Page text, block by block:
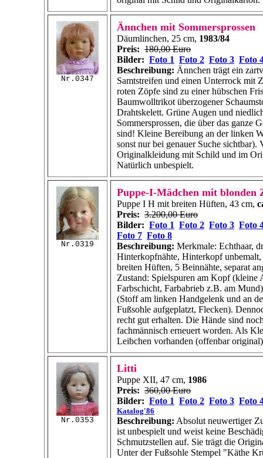
Nr.0347
Ännchen mit Sommersprossen
Däumlinchen, 25 cm, 1983/84
Preis: 180,00 Euro
Bilder: Foto 1 Foto 2 Foto 3 Foto
Beschreibung: Ännchen trägt ein
Samtstreifen und einen Unterrock mit
roten Zöpfe sind zu einer hübschen
Baumwolltrikot überzogener
Drahtskelett. Grüne Augen und
Sommersprossen, die über das ganze
sind! Kleine Bereibung an der linken
sonst nur bei genauer Suche sichtbar).
Originalkleidung mit Schild und im
Natürlich unbespielt.
Nr.0319
Puppe-I-Mädchen mit blonden
Puppe I H mit breiten Hüften, 43 cm,
Preis: 3.200,00 Euro
Bilder: Foto 1 Foto 2 Foto 3 Foto
Foto 7 Foto 8
Beschreibung: Merkmale: Echthaar,
Hinterkopfnähte, Hinterkopf
breiten Hüften, 5 Beinnähte, separat
Zustand: Spielspuren am Kopf (kleine
Farbschicht, Farbabrieb z.B. am
(Stoff am linken Handgelenk und an
Fußsohle aufgeplatzt, Flecken).
recht gut erhalten. Die Hände sind
fachmännisch erneuert worden. Als
Leibchen vorhanden (offenbar
Nr.0353
Litti
Puppe XII, 47 cm, 1986
Preis: 360,00 Euro
Bilder: Foto 1 Foto 2 Foto 3 Foto
Katalog'86
Beschreibung: Absolut neuwertiger
ist unbespielt und weist keine
Schmutzstellen auf. Sie trägt die
Unter der Fußsohle Stempel "Käthe